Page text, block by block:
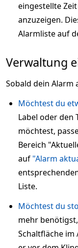
eingestellte
anzuzeigen.
Alarmliste auf
Verwaltung
Sobald dein Alarm
Möchtest du
Label oder den
möchtest,
Bereich
auf "Alarm
Liste.
Möchtest du
mehr
Schaltfläche